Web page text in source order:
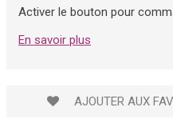
Activer le bouton pour
En savoir plus
AJOUTER AUX